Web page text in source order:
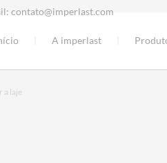
contato@imperlast.com
A imperlast
a laje